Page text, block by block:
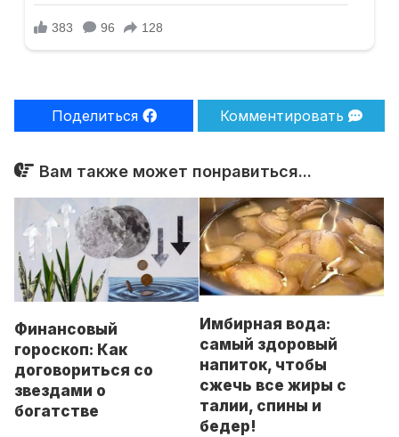
Поделиться Комментировать
Вам также может понравиться...
Финансовый
гороскоп: Как
договориться со
звездами о
богатстве
Имбирная вода:
самый здоровый
напиток, чтобы
сжечь все жиры с
талии, спины и
бедер!